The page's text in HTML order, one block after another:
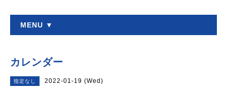
MENU ▼
カレンダー
指定なし 2022-01-19 (Wed)